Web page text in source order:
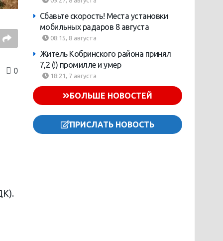
0
Сбавьте скорость! Места установки
мобильных радаров 8 августа
08:15, 8 августа
Житель Кобринского района принял
7,2 (!) промилле и умер
18:21, 7 августа
БОЛЬШЕ НОВОСТЕЙ
ПРИСЛАТЬ НОВОСТЬ